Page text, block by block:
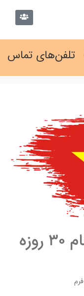
تلفن‌های تماس